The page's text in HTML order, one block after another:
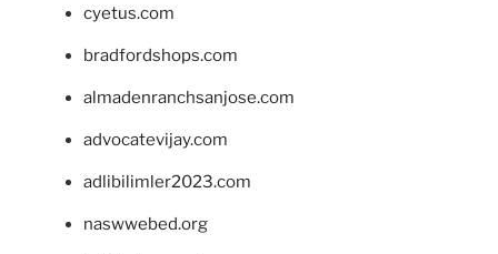
cyetus.com
bradfordshops.com
almadenranchsanjose.com
advocatevijay.com
adlibilimler2023.com
naswwebed.org